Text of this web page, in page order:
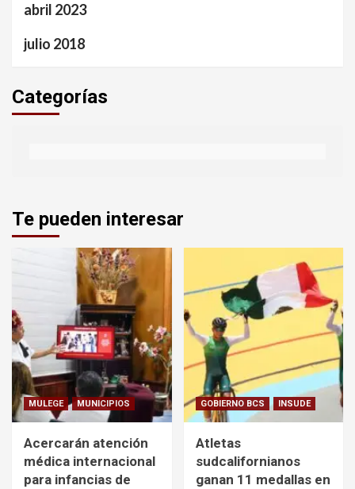
abril 2023
julio 2018
Categorías
Te pueden interesar
MULEGE MUNICIPIOS
Acercarán atención
médica internacional
para infancias de
GOBIERNO BCS INSUDE
Atletas
sudcalifornianos
ganan 11 medallas en